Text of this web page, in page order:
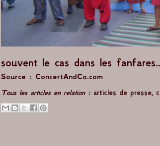
souvent le cas dans les
Source : ConcertAndCo.com
Tous les articles en relation : articles de presse,